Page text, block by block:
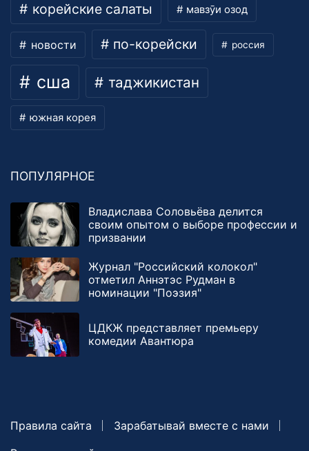
корейские салаты мавзӯи озод
новости по-корейски россия
сша таджикистан
южная корея
ПОПУЛЯРНОЕ
Владислава Соловьёва делится
своим опытом о выборе профессии и
призвании
Журнал "Российский колокол"
отметил Аннэтэс Рудман в
номинации "Поэзия"
ЦДКЖ представляет премьеру
комедии Авантюра
Правила сайта
Зарабатывай вместе с нами